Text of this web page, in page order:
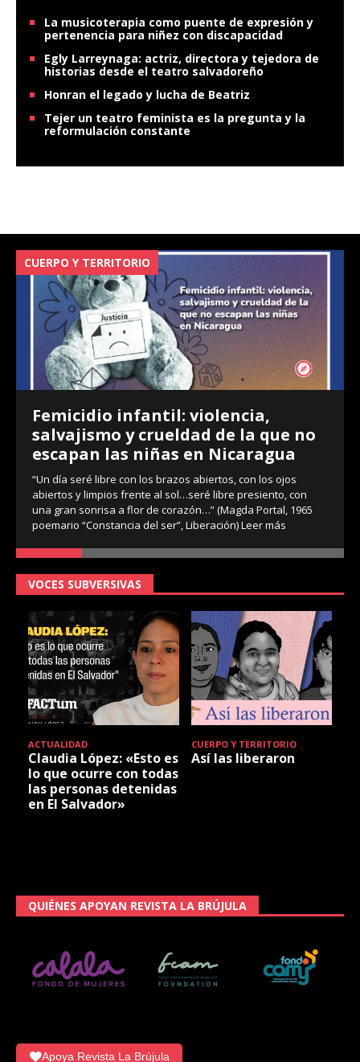
La musicoterapia como puente de expresión y
pertenencia para niñez con discapacidad
Egly Larreynaga: actriz, directora y tejedora de
historias desde el teatro salvadoreño
Honran el legado y lucha de Beatriz
Tejer un teatro feminista es la pregunta y la
reformulación constante
CUERPO Y TERRITORIO
Femicidio infantil: violencia,
salvajismo y crueldad de la que no
escapan las niñas en Nicaragua
“Un día seré libre con los brazos abiertos, con los ojos
abiertos y limpios frente al sol…seré libre presiento, con
una gran sonrisa a flor de corazón…” (Magda Portal, 1965
poemario “Constancia del ser”, Liberación)Leer más
VOCES SUBVERSIVAS
ACTUALIDAD
Claudia López: «Esto es
lo que ocurre con todas
las personas detenidas
en El Salvador»
CUERPO Y TERRITORIO
Así las liberaron
QUIÉNES APOYAN REVISTA LA BRÚJULA
Apoya Revista La Brújula